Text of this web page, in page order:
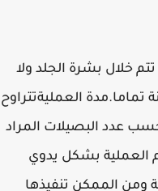
خلال بشرة الجلد ولا
العمليةتتراوح
على حسب عدد البصيلات المراد
العملية بشكل يدوي
الممكن تنفيذها